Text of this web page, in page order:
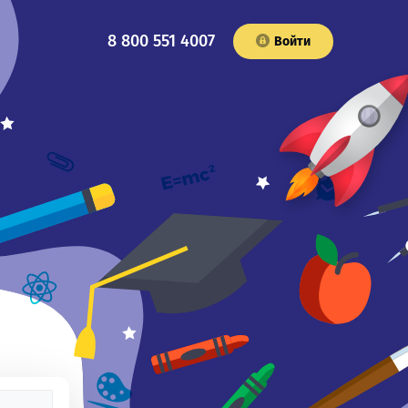
8 800 551 4007 Войти